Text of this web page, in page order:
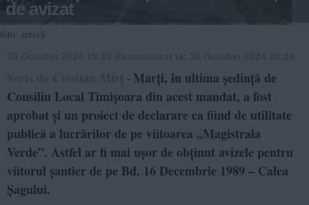
de avizat
foto: arhivă
- Marți, în ultima ședință de
Consiliu Local Timișoara din acest mandat, a fost
aprobat și un proiect de declarare ca fiind de utilitate
publică a lucrărilor de pe viitoarea „Magistrala
Verde”. Astfel ar fi mai ușor de obținut avizele pentru
viitorul șantier de pe Bd. 16 Decembrie 1989 – Calea
Șagului.